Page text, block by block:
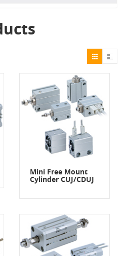
Mini Free Mount
Cylinder CUJ/CDUJ